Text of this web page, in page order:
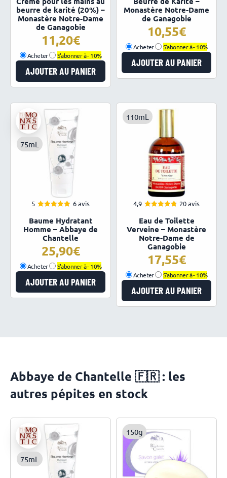
beurre de karité (20%) –
Monastère Notre-Dame
de Ganagobie
11,20
Acheter S'abonner à -10%
AJOUTER AU PANIER
Monastère Notre-Dame
de Ganagobie
10,55
Acheter S'abonner à -10%
AJOUTER AU PANIER
75mL
5
sur 5
6 avis
Baume Hydratant
Homme – Abbaye de
Chantelle
25,90
Acheter S'abonner à -10%
AJOUTER AU PANIER
110mL
4,9
sur 5
20 avis
Eau de Toilette
Verveine – Monastère
Notre-Dame de
Ganagobie
17,55
Acheter S'abonner à -10%
AJOUTER AU PANIER
Abbaye de Chantelle 🇫🇷 : les
autres pépites en stock
75mL
150g